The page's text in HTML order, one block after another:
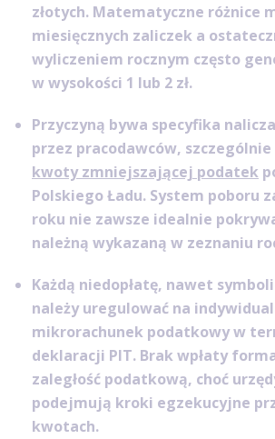
złotych. Matematyczne różnice
miesięcznych zaliczek a
wyliczeniem rocznym często
w wysokości 1 lub 2 zł.
Przyczyną bywa specyfika
przez pracodawców,
kwoty zmniejszającej podatek
Polskiego Ładu. System poboru
roku nie zawsze idealnie
należną wykazaną w zeznaniu
Każdą niedopłatę, nawet
należy uregulować na
mikrorachunek podatkowy w
deklaracji PIT. Brak wpłaty
zaległość podatkową, choć
podejmują kroki egzekucyjne
kwotach.